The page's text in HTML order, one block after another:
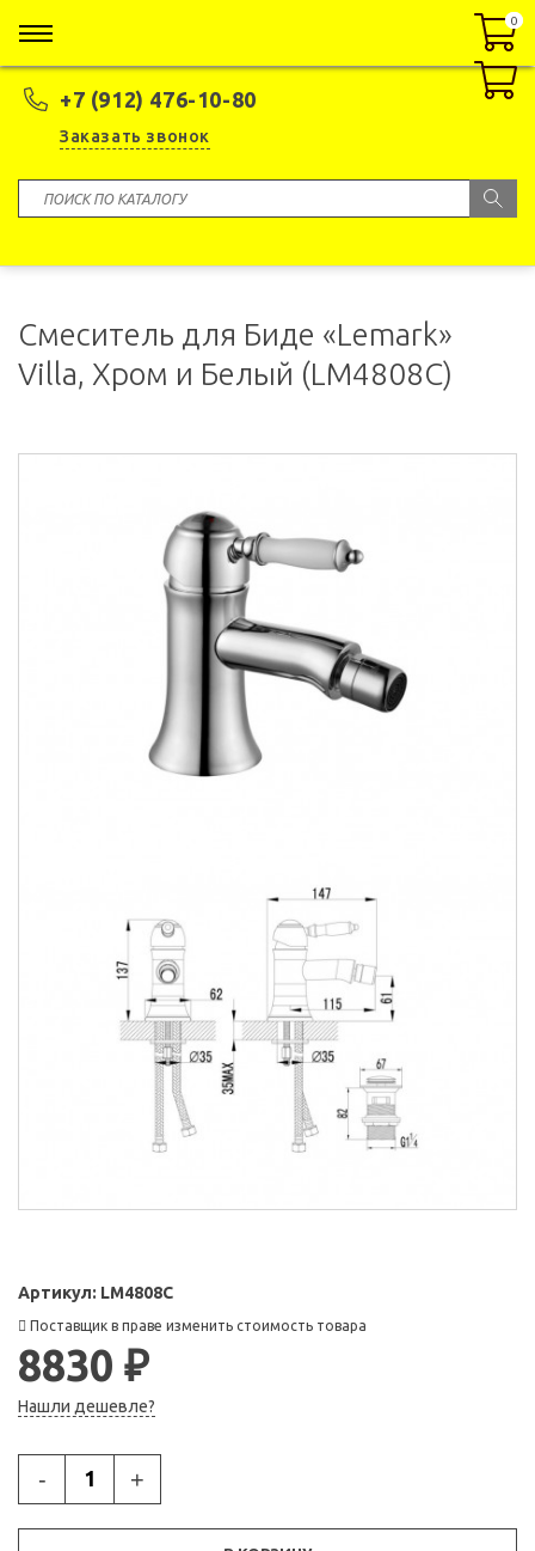
+7 (912) 476-10-80
Заказать звонок
0
0
Смеситель для Биде «Lemark»
Villa, Хром и Белый (LM4808C)
Артикул: LM4808C
Поставщик в праве изменить стоимость товара
8830 ₽
Нашли дешевле?
- +